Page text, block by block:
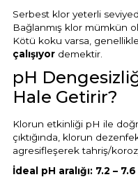
Selenoid
Alkalinite Düşürücü
Ayak Dezenfektanı
e Pool Expert
Havuz Elektrik
Havuz Sarf
Havuz
Serbest klor yeterli
Bağlanmış klor mümkün
Kötü koku varsa,
çalışıyor demektir.
pH
Hale Getirir?
Klorun etkinliği pH ile
çıktığında, klorun
agresifleşerek tahriş/
İdeal pH aralığı: 7.2 – 7.6